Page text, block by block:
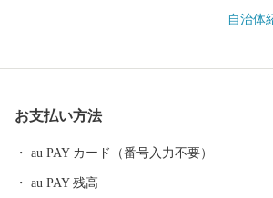
「食のまち阿久根」として知られており，
丹宗庄右衛門は，島津藩御用の回漕問屋。
在でもその功績は島酒の碑として現地に残さ
自治体
お支払い方法
au PAY カード（番号入力不要）
au PAY 残高